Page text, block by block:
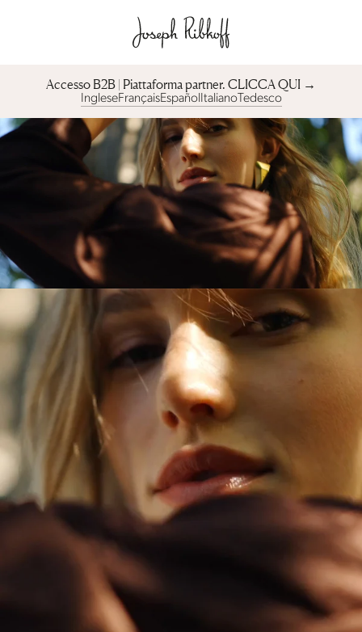
Accesso B2B | Piattaforma partner︎. CLICCA QUI →
IngleseFrançaisEspañolItalianoTedesco